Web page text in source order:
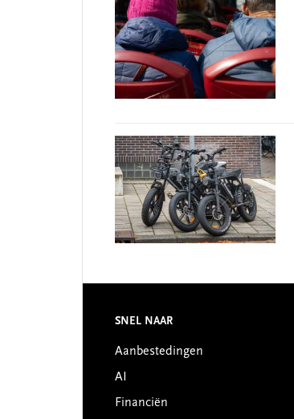
Footer
SNEL NAAR
Aanbestedingen
AI
Financiën